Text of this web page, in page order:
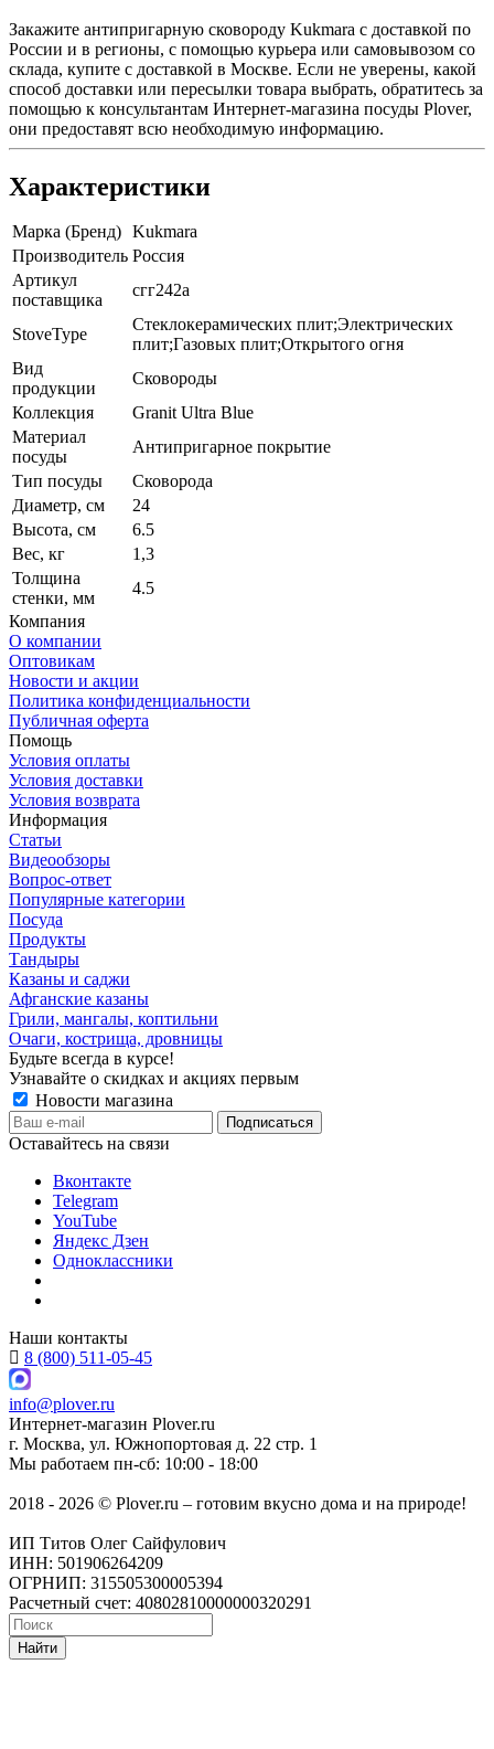
Закажите антипригарную сковороду Kukmara с доставкой по
России и в регионы, с помощью курьера или самовывозом со
склада, купите с доставкой в Москве. Если не уверены, какой
способ доставки или пересылки товара выбрать, обратитесь за
помощью к консультантам Интернет-магазина посуды Plover,
они предоставят всю необходимую информацию.
Характеристики
Марка (Бренд) Kukmara
Производитель Россия
Артикул
поставщика
сгг242а
StoveType
Стеклокерамических плит;Электрических
плит;Газовых плит;Открытого огня
Вид
продукции
Сковороды
Коллекция
Granit Ultra Blue
Материал
посуды
Антипригарное покрытие
Тип посуды
Сковорода
Диаметр, см
24
Высота, см
6.5
Вес, кг
1,3
Толщина
стенки, мм
4.5
Компания
О компании
Оптовикам
Новости и акции
Политика конфиденциальности
Публичная оферта
Помощь
Условия оплаты
Условия доставки
Условия возврата
Информация
Статьи
Видеообзоры
Вопрос-ответ
Популярные категории
Посуда
Продукты
Тандыры
Казаны и саджи
Афганские казаны
Грили, мангалы, коптильни
Очаги, кострища, дровницы
Будьте всегда в курсе!
Узнавайте о скидках и акциях первым
Новости магазина
Оставайтесь на связи
Вконтакте
Telegram
YouTube
Яндекс Дзен
Одноклассники
Наши контакты
8 (800) 511-05-45
info@plover.ru
Интернет-магазин Plover.ru
г. Москва, ул. Южнопортовая д. 22 стр. 1
Мы работаем пн-сб: 10:00 - 18:00
2018 - 2026 © Plover.ru – готовим вкусно дома и на природе!
ИП Титов Олег Сайфулович
ИНН: 501906264209
ОГРНИП: 315505300005394
Расчетный счет: 40802810000000320291
Найти